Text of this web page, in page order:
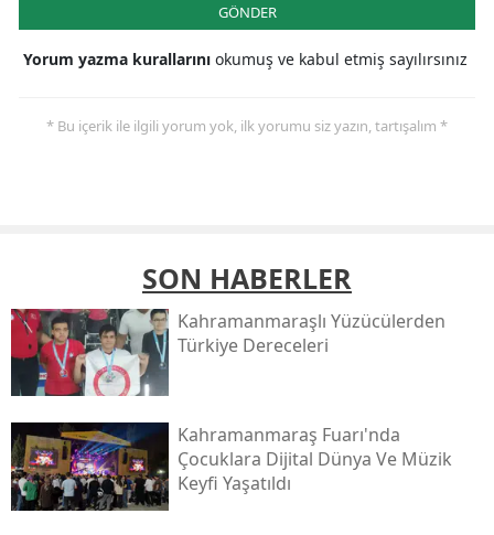
GÖNDER
Yorum yazma kurallarını okumuş ve kabul etmiş sayılırsınız
* Bu içerik ile ilgili yorum yok, ilk yorumu siz yazın, tartışalım *
SON HABERLER
Kahramanmaraşlı Yüzücülerden
Türkiye Dereceleri
Kahramanmaraş Fuarı'nda
Çocuklara Dijital Dünya Ve Müzik
Keyfi Yaşatıldı